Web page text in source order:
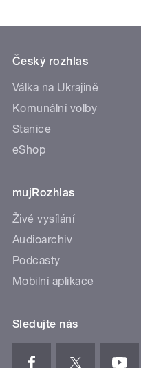
Český rozhlas
Válka na Ukrajině
Komunální volby
Stanice
eShop
mujRozhlas
Živé vysílání
Audioarchiv
Podcasty
Mobilní aplikace
Sledujte nás